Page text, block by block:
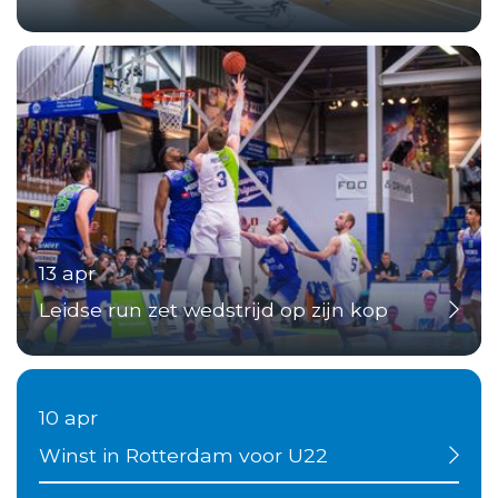
13 apr
Leidse run zet wedstrijd op zijn kop
10 apr
Winst in Rotterdam voor U22